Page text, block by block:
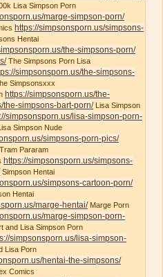
Lisa Simpson Porn
marge-simpson-porn/
https://simpsonsporn.us/simpsons-
Hentai
the-simpsons-porn/
The Simpsons Porn Lisa
simpsonsporn.us/the-simpsons-
Simpsonsxxx
https://simpsonsporn.us/the-
the-simpsons-bart-porn/Lisa Simpson
simpsonsporn.us/lisa-simpson-porn-
Simpson Nude
simpsons-porn-pics/
Pararam
https://simpsonsporn.us/simpsons-
Simpson Hentai
simpsons-cartoon-porn/
Hentai
marge-hentai/Marge Porn
marge-simpson-porn-
and Lisa Simpson Porn
simpsonsporn.us/lisa-simpson-
Lisa Porn
hentai-the-simpsons/
Comics